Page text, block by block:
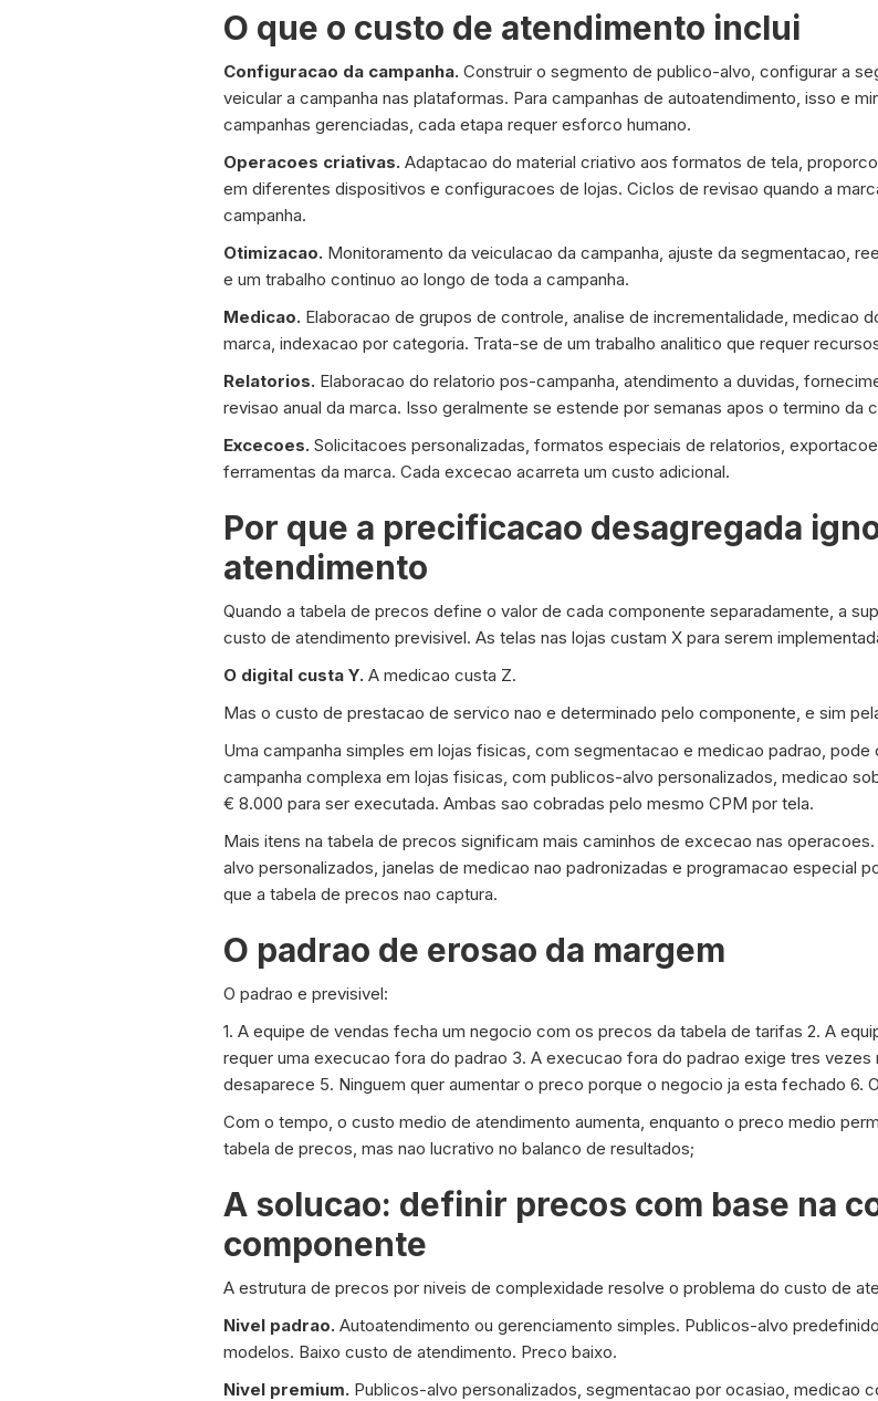
O que o custo de atendimento inclui
Configuracao da campanha. Construir o segmento de publico-alvo, configurar a
veicular a campanha nas plataformas. Para campanhas de autoatendimento, isso e
campanhas gerenciadas, cada etapa requer esforco humano.
Operacoes criativas. Adaptacao do material criativo aos formatos de tela,
em diferentes dispositivos e configuracoes de lojas. Ciclos de revisao quando a
campanha.
Otimizacao. Monitoramento da veiculacao da campanha, ajuste da segmentacao,
e um trabalho continuo ao longo de toda a campanha.
Medicao. Elaboracao de grupos de controle, analise de incrementalidade, medicao
marca, indexacao por categoria. Trata-se de um trabalho analitico que requer
Relatorios. Elaboracao do relatorio pos-campanha, atendimento a duvidas,
revisao anual da marca. Isso geralmente se estende por semanas apos o termino da
Excecoes. Solicitacoes personalizadas, formatos especiais de relatorios,
ferramentas da marca. Cada excecao acarreta um custo adicional.
Por que a precificacao desagregada
atendimento
Quando a tabela de precos define o valor de cada componente separadamente, a
custo de atendimento previsivel. As telas nas lojas custam X para serem
O digital custa Y. A medicao custa Z.
Mas o custo de prestacao de servico nao e determinado pelo componente, e sim
Uma campanha simples em lojas fisicas, com segmentacao e medicao padrao,
campanha complexa em lojas fisicas, com publicos-alvo personalizados, medicao
€ 8.000 para ser executada. Ambas sao cobradas pelo mesmo CPM por tela.
Mais itens na tabela de precos significam mais caminhos de excecao nas
alvo personalizados, janelas de medicao nao padronizadas e programacao especial
que a tabela de precos nao captura.
O padrao de erosao da margem
O padrao e previsivel:
1. A equipe de vendas fecha um negocio com os precos da tabela de tarifas 2. A
requer uma execucao fora do padrao 3. A execucao fora do padrao exige tres
desaparece 5. Ninguem quer aumentar o preco porque o negocio ja esta fechado 6.
Com o tempo, o custo medio de atendimento aumenta, enquanto o preco medio
tabela de precos, mas nao lucrativo no balanco de resultados;
A solucao: definir precos com base na
componente
A estrutura de precos por niveis de complexidade resolve o problema do custo de
Nivel padrao. Autoatendimento ou gerenciamento simples. Publicos-alvo
modelos. Baixo custo de atendimento. Preco baixo.
Nivel premium. Publicos-alvo personalizados, segmentacao por ocasiao, medicao